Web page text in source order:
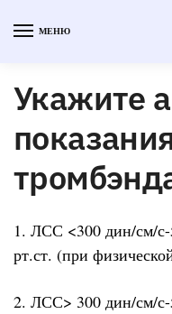
МЕНЮ
Укажите
1. ЛСС <300 дин/см/
рт.ст. (при
2. ЛСС> 300 дин/см/